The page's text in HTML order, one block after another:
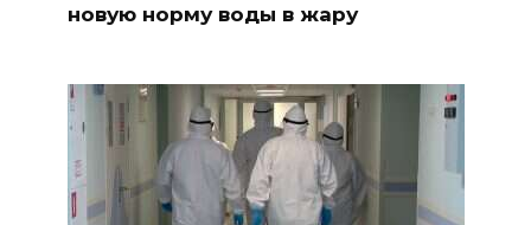
новую норму воды в жару